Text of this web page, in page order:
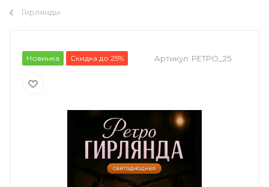
Гирлянды
Новинка Скидка до 25% Артикул: РЕТРО_25